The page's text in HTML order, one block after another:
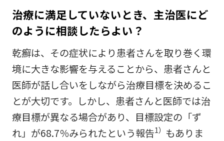
治療に満足していないとき、主治医にど
のように相談したらよい？
乾癬は、その症状により患者さんを取り巻く環
境に大きな影響を与えることから、患者さんと
医師が話し合いをしながら治療目標を決めるこ
とが大切です。しかし、患者さんと医師では治
療目標が異なる場合があり、目標設定の「ず
れ」が68.7％みられたという報告1） もありま